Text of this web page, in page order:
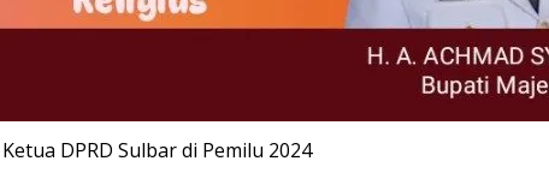
DPRD Sulbar di Pemilu 2024